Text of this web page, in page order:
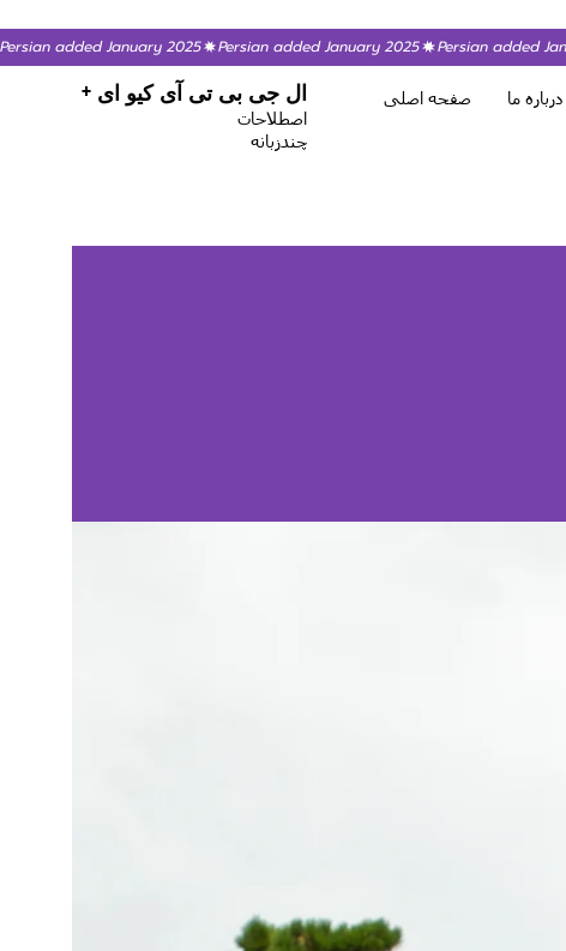
ال جی بی تی آی کیو ای +
اصطلاحات
چندزبانه
صفحه اصلی درباره ما
Persian added January 2025